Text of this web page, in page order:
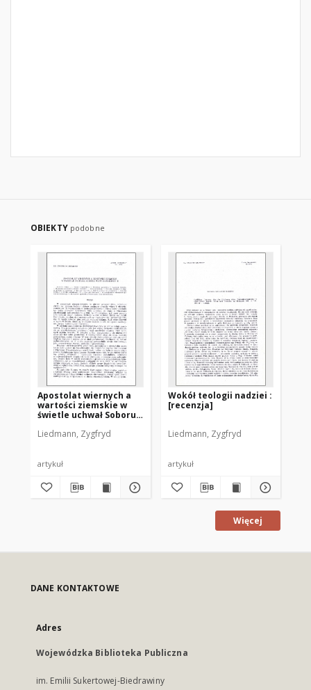
OBIEKTY podobne
Apostolat wiernych a
wartości ziemskie w
świetle uchwał Soboru
Liedmann, Zygfryd
artykuł
Wokół teologii nadziei :
[recenzja]
Liedmann, Zygfryd
artykuł
Więcej
DANE KONTAKTOWE
Adres
Wojewódzka Biblioteka Publiczna
im. Emilii Sukertowej-Biedrawiny